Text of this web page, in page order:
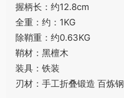
握柄长：约12.8cm
全重：约：1KG
除鞘重：约0.63KG
鞘材：黑檀木
装具：铁装
刃材：手工折叠锻造 百炼钢